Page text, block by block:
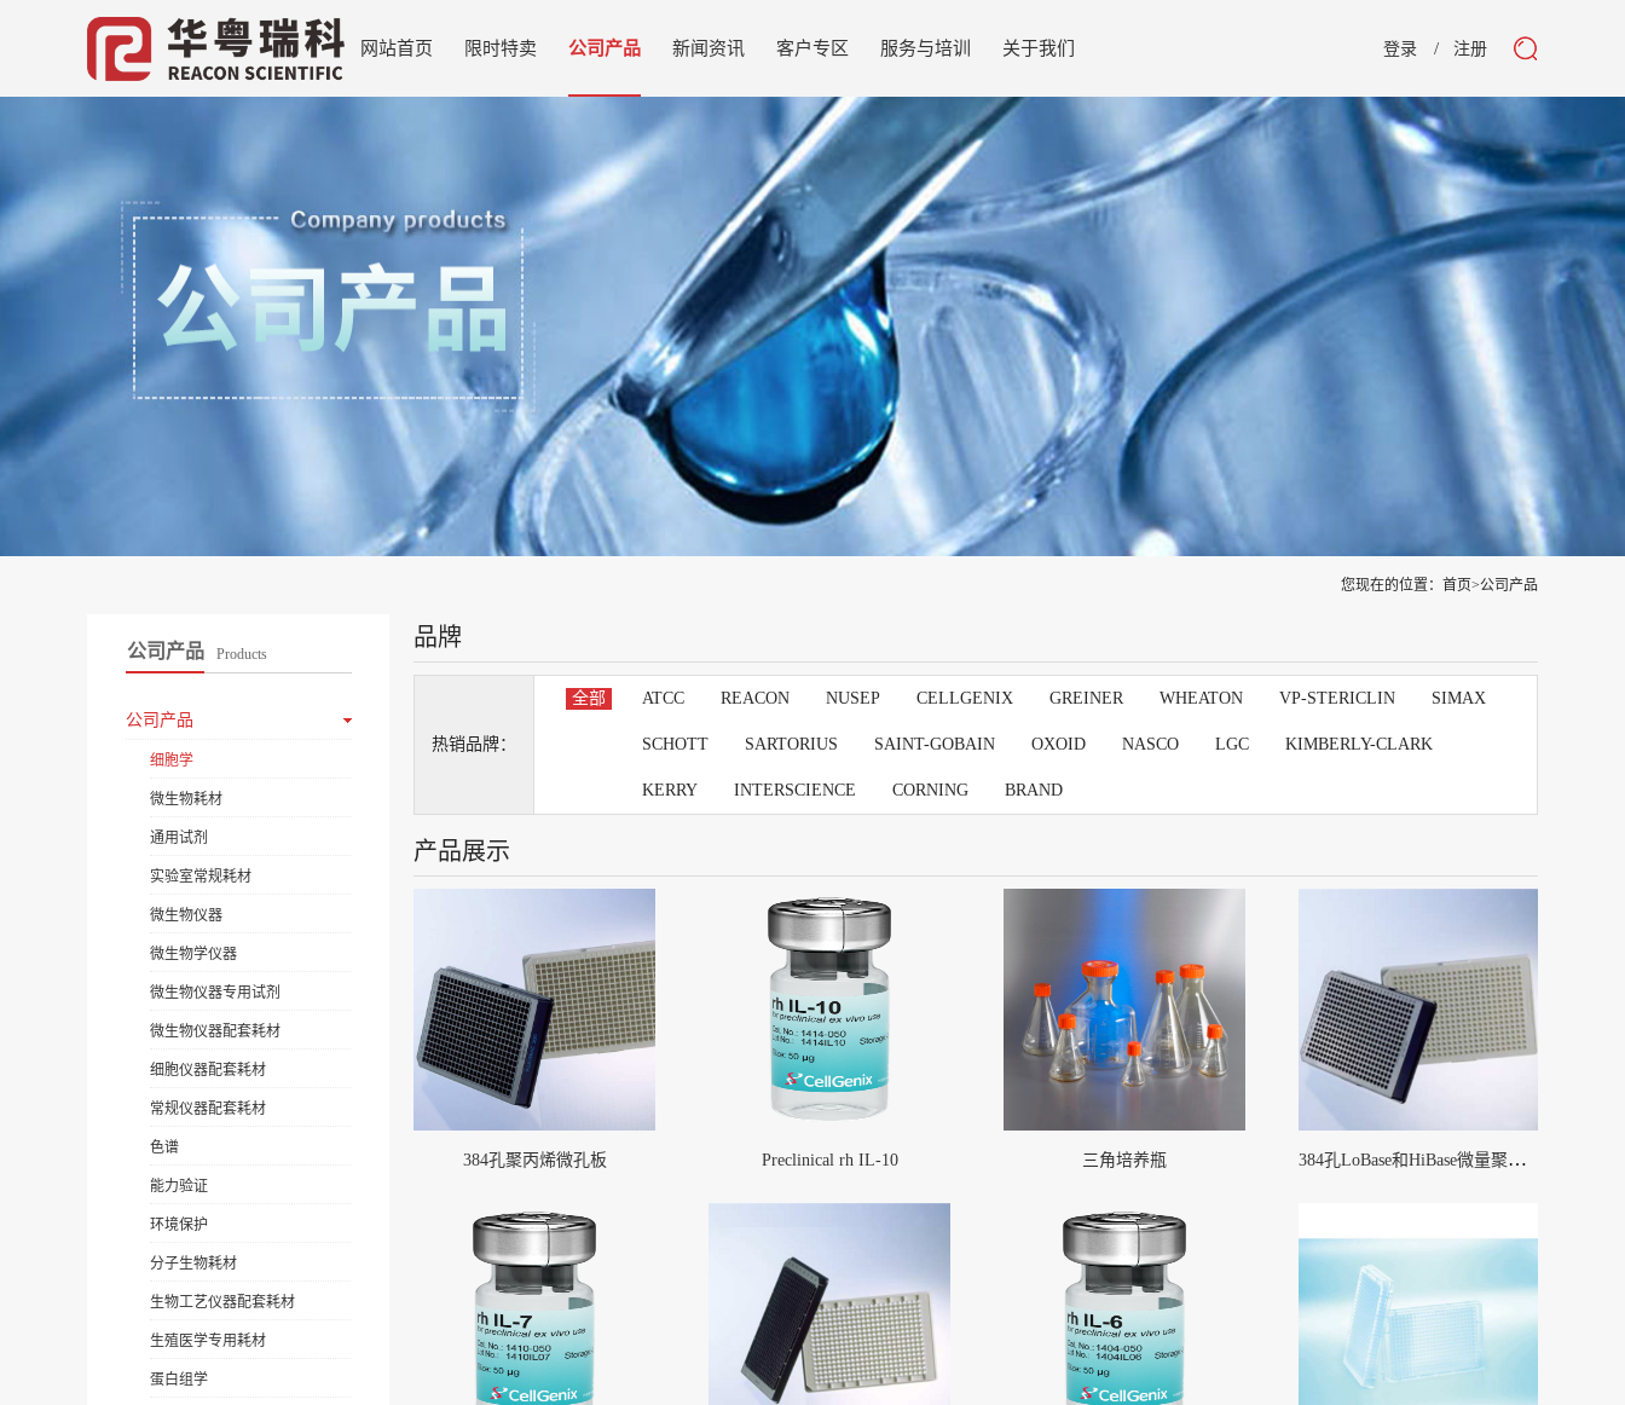
登录 注册
网站首页 限时特卖 公司产品 新闻资讯 客户专区 服务与培训 关于我们
您现在的位置： 首页>公司产品
公司产品 Products
公司产品
细胞学
微生物耗材
通用试剂
实验室常规耗材
微生物仪器
微生物学仪器
微生物仪器专用试剂
微生物仪器配套耗材
细胞仪器配套耗材
常规仪器配套耗材
色谱
能力验证
环境保护
分子生物耗材
生物工艺仪器配套耗材
生殖医学专用耗材
蛋白组学
品牌
热销品牌：
全部 ATCC REACON NUSEP CELLGENIX GREINER WHEATON VP-STERICLIN SIMAX
SCHOTT SARTORIUS SAINT-GOBAIN OXOID NASCO LGC KIMBERLY-CLARK
KERRY INTERSCIENCE CORNING BRAND
产品展示
384孔聚丙烯微孔板 Preclinical rh IL-10 三角培养瓶 384孔LoBase和HiBase微量聚苯乙烯微孔板